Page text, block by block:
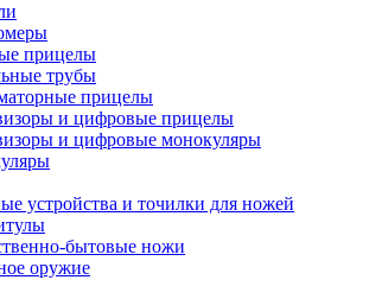
прицелы
трубы
прицелы
и цифровые прицелы
и цифровые монокуляры
устройства и точилки для ножей
бытовые ножи
оружие